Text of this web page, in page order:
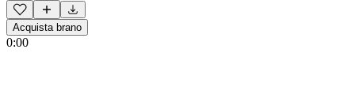
Acquista brano
0:00